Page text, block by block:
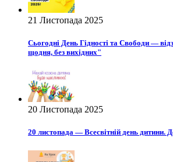
21 Листопада 2025
Сьогодні День Гідності та Свободи —
щодня, без вихідних"
20 Листопада 2025
20 листопада — Всесвітній день дитини.